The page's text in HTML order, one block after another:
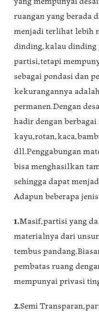
ruangan yang berada
menjadi terlihat lebih
dinding,kalau dinding
partisi,tetapi
sebagai pondasi dan
kekurangannya
permanen.Dengan
hadir dengan
dll.Penggabungan
bisa menghasilkan
sehingga dapat
Adapun beberapa
1.Masif,partisi yang
materialnya dari
tembus
pembatas ruang
mempunyai privasi
2.Semi